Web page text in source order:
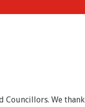
Councillors. We